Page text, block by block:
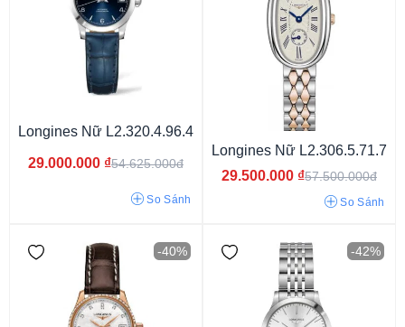
Longines Nữ L2.320.4.96.4
29.000.000 ₫54.625.000đ
So Sánh
Longines Nữ L2.306.5.71.7
29.500.000 ₫57.500.000đ
So Sánh
-40% -42%